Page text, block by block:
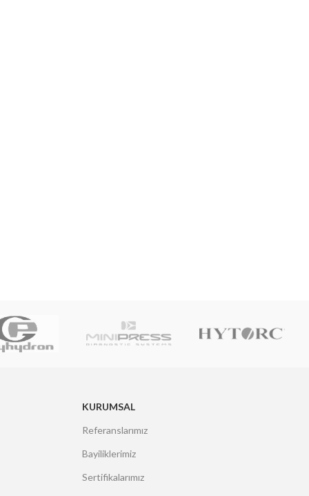
KURUMSAL
Referanslarımız
Bayiliklerimiz
Sertifikalarımız